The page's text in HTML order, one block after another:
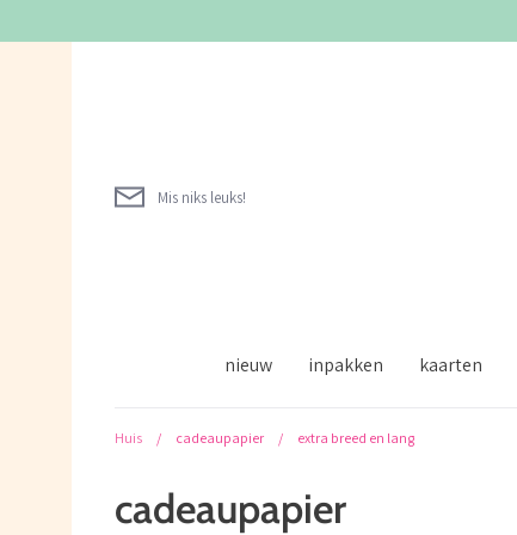
naar
Mis niks leuks!
nieuw inpakken kaarten
Huis / cadeaupapier / extra breed en lang
cadeaupapier